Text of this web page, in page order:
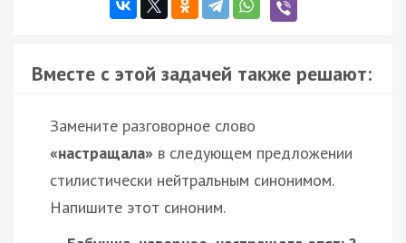
Вместе с этой задачей также решают:
Замените разговорное слово
«настращала» в следующем предложении
стилистически нейтральным синонимом.
Напишите этот синоним.